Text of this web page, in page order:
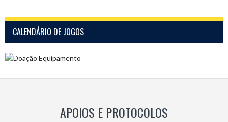
CALENDÁRIO DE JOGOS
APOIOS E PROTOCOLOS